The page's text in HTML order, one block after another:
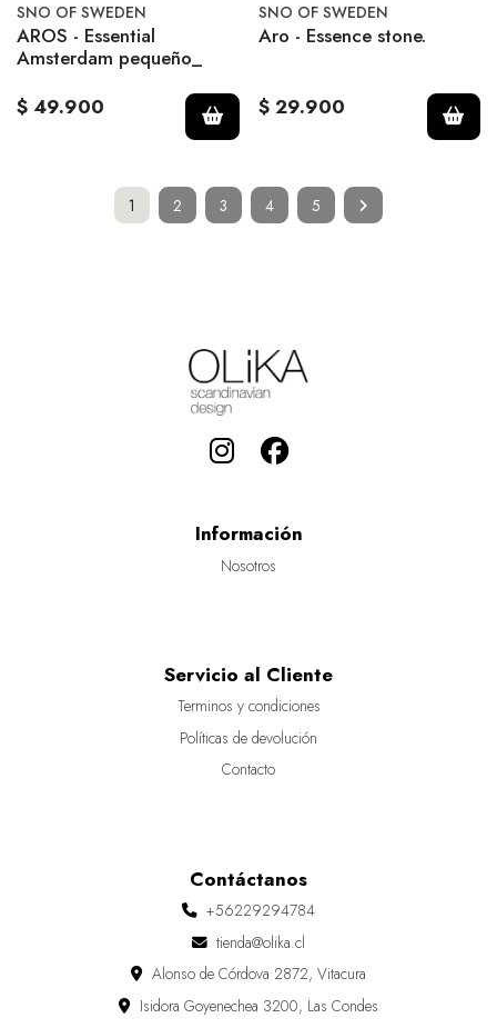
SNO OF SWEDEN
AROS - Essential
Amsterdam pequeño_
$ 49.900
SNO OF SWEDEN
Aro - Essence stone.
$ 29.900
1 2 3 4 5
Información
Nosotros
Servicio al Cliente
Terminos y condiciones
Políticas de devolución
Contacto
Contáctanos
+56229294784
tienda@olika.cl
Alonso de Córdova 2872, Vitacura
Isidora Goyenechea 3200, Las Condes